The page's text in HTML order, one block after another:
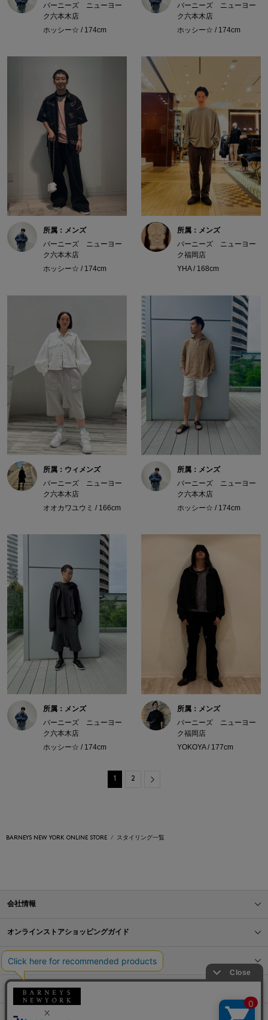
バーニーズ ニューヨー
ク六本木店
ホッシー☆ / 174cm
バーニーズ ニューヨー
ク六本木店
ホッシー☆ / 174cm
所属：メンズ
バーニーズ ニューヨー
ク六本木店
ホッシー☆ / 174cm
所属：メンズ
バーニーズ ニューヨー
ク福岡店
YHA / 168cm
所属：ウィメンズ
バーニーズ ニューヨー
ク六本木店
オオカワユウミ / 166cm
所属：メンズ
バーニーズ ニューヨー
ク六本木店
ホッシー☆ / 174cm
所属：メンズ
バーニーズ ニューヨー
ク六本木店
ホッシー☆ / 174cm
所属：メンズ
バーニーズ ニューヨー
ク福岡店
YOKOYA / 177cm
1 2
BARNEYS NEW YORK ONLINE STORE スタイリング一覧
会社情報
オンラインストアショッピングガイド
店舗情報
サービス